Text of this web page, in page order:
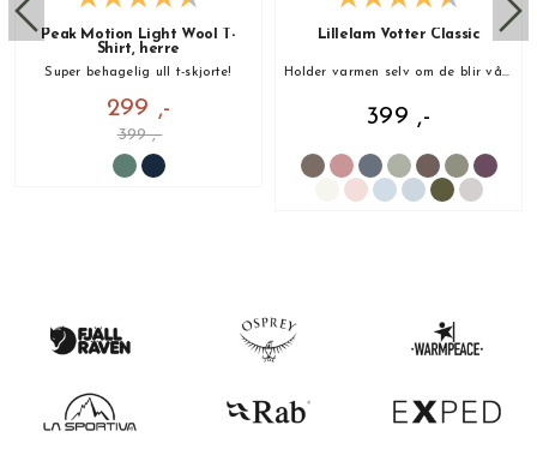
Peak Motion Light Wool T-
Shirt, herre
Super behagelig ull t-skjorte!
299 ,-
399 ,-
Lillelam Votter Classic
Holder varmen selv om de blir våte!
399 ,-